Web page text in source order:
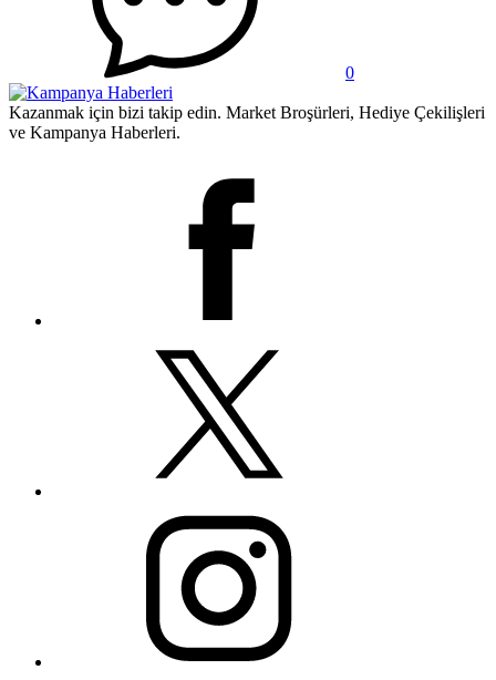
0
Kazanmak için bizi takip edin. Market Broşürleri, Hediye Çekilişleri
ve Kampanya Haberleri.